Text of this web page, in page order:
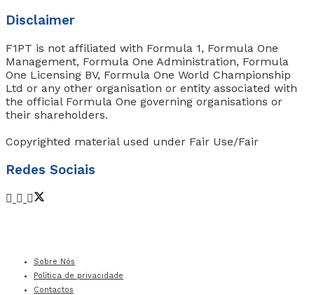
Disclaimer
F1PT is not affiliated with Formula 1, Formula One
Management, Formula One Administration, Formula
One Licensing BV, Formula One World Championship
Ltd or any other organisation or entity associated with
the official Formula One governing organisations or
their shareholders.
Copyrighted material used under Fair Use/Fair
Redes Sociais
Sobre Nós
Política de privacidade
Contactos